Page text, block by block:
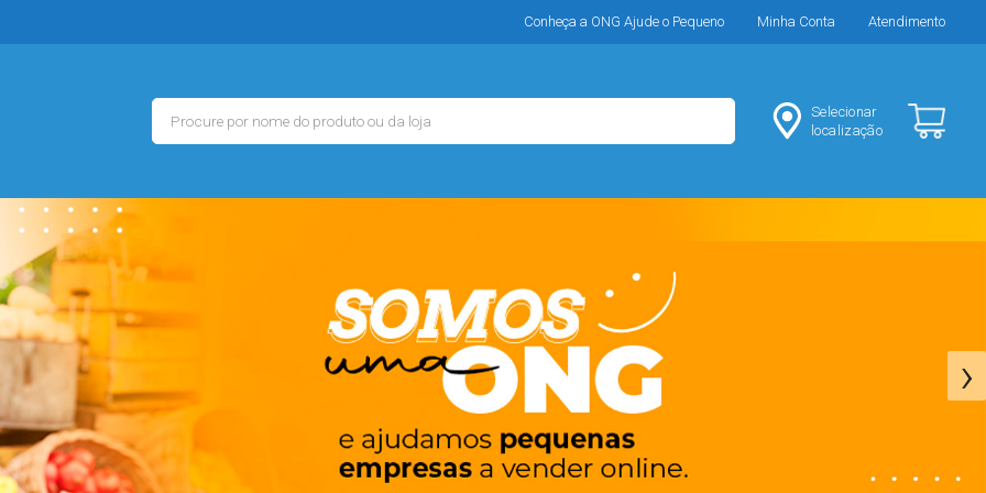
Conheça a ONG Ajude o Pequeno Minha Conta Atendimento
Selecionar
localização
›